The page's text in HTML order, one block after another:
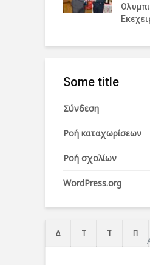
Some title
Σύνδεση
Ροή καταχωρίσεων
Ροή σχολίων
WordPress.org
Δ Τ Τ Π